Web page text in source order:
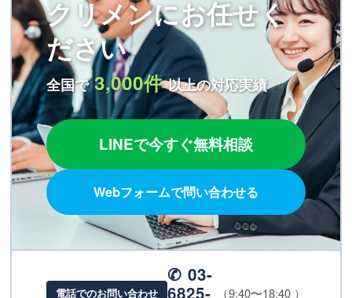
クリメンにお任せく
ださい
全国で3,000件以上の対応実績
LINEで今すぐ無料相談
Webフォームで問い合わせる
電話でのお問い合わせ
✆ 03-
6825-
（9:40〜18:40 ）